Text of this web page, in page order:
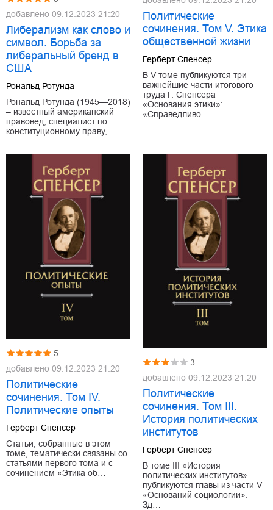
добавлено 09.12.2023 21:20
Либерализм как слово и
символ. Борьба за
либеральный бренд в
США
Рональд Ротунда
Рональд Ротунда (1945—2018)
– известный американский
правовед, специалист по
конституционному праву,…
Политические
сочинения. Том V. Этика
общественной жизни
Герберт Спенсер
В V томе публикуются три
важнейшие части итогового
труда Г. Спенсера
«Основания этики»:
«Справедливо…
5
добавлено 09.12.2023 21:20
Политические
сочинения. Том IV.
Политические опыты
Герберт Спенсер
Статьи, собранные в этом
томе, тематически связаны со
статьями первого тома и с
сочинением «Этика об…
3
добавлено 09.12.2023 21:20
Политические
сочинения. Том III.
История политических
институтов
Герберт Спенсер
В томе III «История
политических институтов»
публикуются главы из части V
«Оснований социологии».
Зд…